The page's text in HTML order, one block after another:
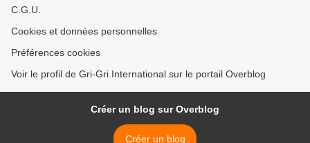
C.G.U.
Cookies et données personnelles
Préférences cookies
Voir le profil de Gri-Gri International sur le portail Overblog
Créer un blog sur Overblog
Créer un blog